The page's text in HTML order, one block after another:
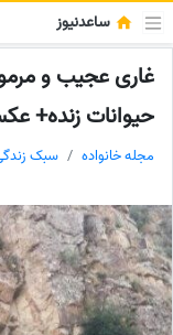
ساعدنیوز
غاری عجیب و
حیوانات زنده+
مجله خانواده سبک